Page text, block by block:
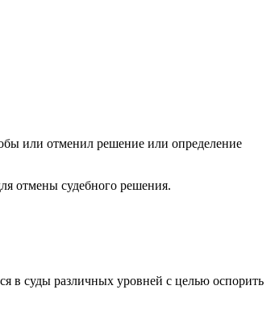
или отменил решение или определение
отмены судебного решения.
в суды различных уровней с целью оспорить